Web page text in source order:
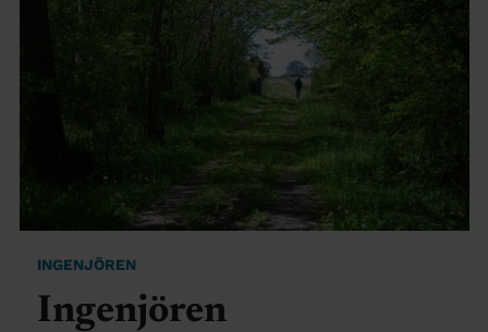
INGENJÖREN
Ingenjören